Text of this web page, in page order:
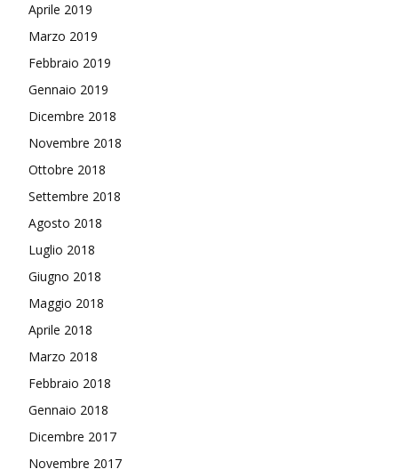
Aprile 2019
Marzo 2019
Febbraio 2019
Gennaio 2019
Dicembre 2018
Novembre 2018
Ottobre 2018
Settembre 2018
Agosto 2018
Luglio 2018
Giugno 2018
Maggio 2018
Aprile 2018
Marzo 2018
Febbraio 2018
Gennaio 2018
Dicembre 2017
Novembre 2017